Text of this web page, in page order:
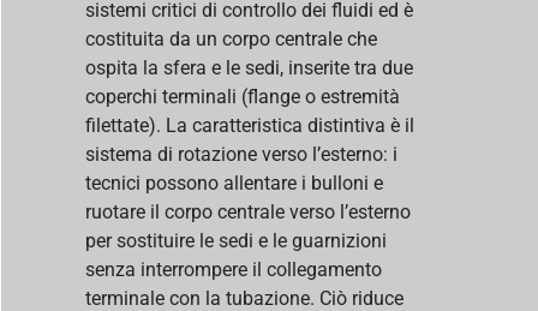
sistemi critici di controllo dei fluidi ed è
costituita da un corpo centrale che
ospita la sfera e le sedi, inserite tra due
coperchi terminali (flange o estremità
filettate). La caratteristica distintiva è il
sistema di rotazione verso l’esterno: i
tecnici possono allentare i bulloni e
ruotare il corpo centrale verso l’esterno
per sostituire le sedi e le guarnizioni
senza interrompere il collegamento
terminale con la tubazione. Ciò riduce